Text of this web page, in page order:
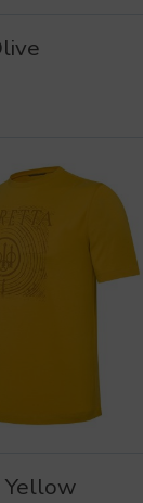
Yellow